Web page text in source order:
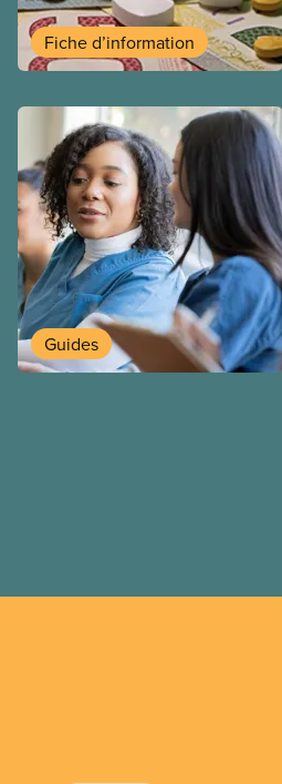
Fiche d’information
Guides